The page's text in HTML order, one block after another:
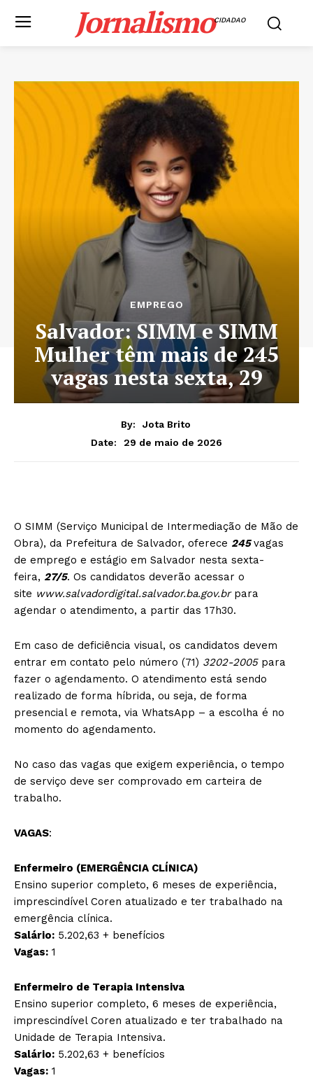
JornalismoCIDADAO
EMPREGO
Salvador: SIMM e SIMM
Mulher têm mais de 245
vagas nesta sexta, 29
By:
Jota Brito
Date:
29 de maio de 2026
O SIMM (Serviço Municipal de Intermediação de Mão de
Obra), da Prefeitura de Salvador, oferece 245vagas
de emprego e estágio em Salvador nesta sexta-
feira, 27/5. Os candidatos deverão acessar o
site www.salvadordigital.salvador.ba.gov.brpara
agendar o atendimento, a partir das 17h30.
Em caso de deficiência visual, os candidatos devem
entrar em contato pelo número (71) 3202-2005para
fazer o agendamento. O atendimento está sendo
realizado de forma híbrida, ou seja, de forma
presencial e remota, via WhatsApp – a escolha é no
momento do agendamento.
No caso das vagas que exigem experiência, o tempo
de serviço deve ser comprovado em carteira de
trabalho.
VAGAS:
Enfermeiro (EMERGÊNCIA CLÍNICA)
Ensino superior completo, 6 meses de experiência,
imprescindível Coren atualizado e ter trabalhado na
emergência clínica.
Salário: 5.202,63 + benefícios
Vagas: 1
Enfermeiro de Terapia Intensiva
Ensino superior completo, 6 meses de experiência,
imprescindível Coren atualizado e ter trabalhado na
Unidade de Terapia Intensiva.
Salário: 5.202,63 + benefícios
Vagas: 1